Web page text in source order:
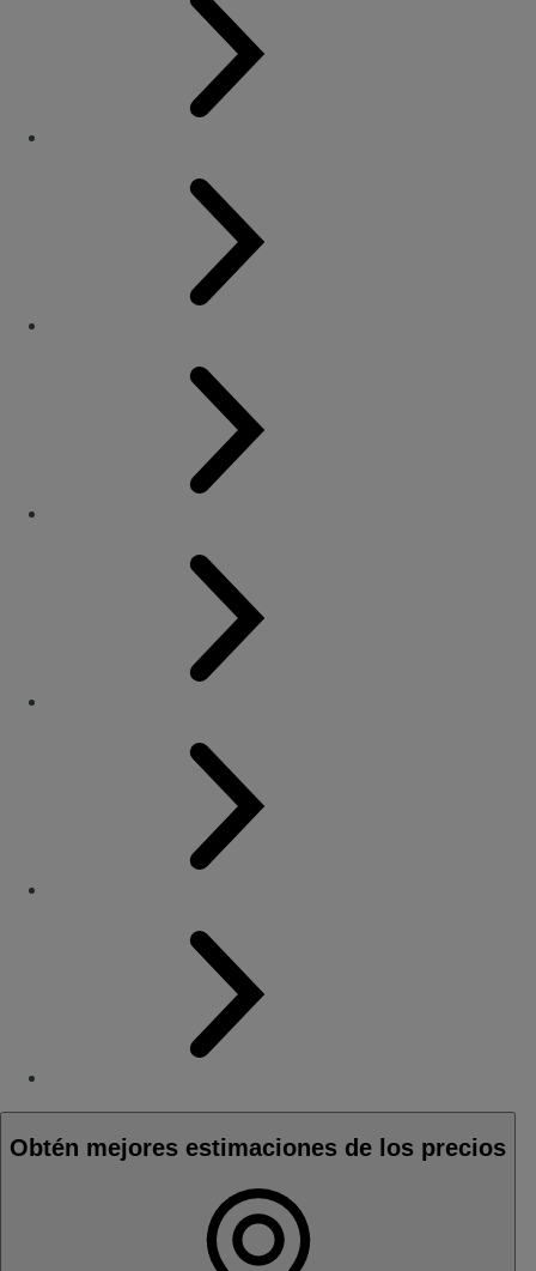
Obtén mejores estimaciones de los precios